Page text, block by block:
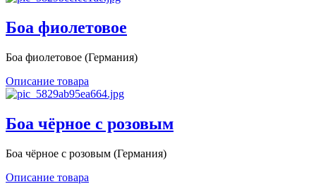
Боа фиолетовое
Боа фиолетовое (Германия)
Описание товара
Боа чёрное с розовым
Боа чёрное с розовым (Германия)
Описание товара